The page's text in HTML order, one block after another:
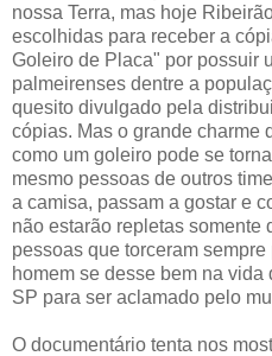
nossa Terra, mas hoje
escolhidas para receber a
Goleiro de Placa" por possuir
palmeirenses dentre a
quesito divulgado pela
cópias. Mas o grande charme
como um goleiro pode se
mesmo pessoas de outros
a camisa, passam a gostar e
não estarão repletas somente
pessoas que torceram
homem se desse bem na
SP para ser aclamado pelo
O documentário tenta nos